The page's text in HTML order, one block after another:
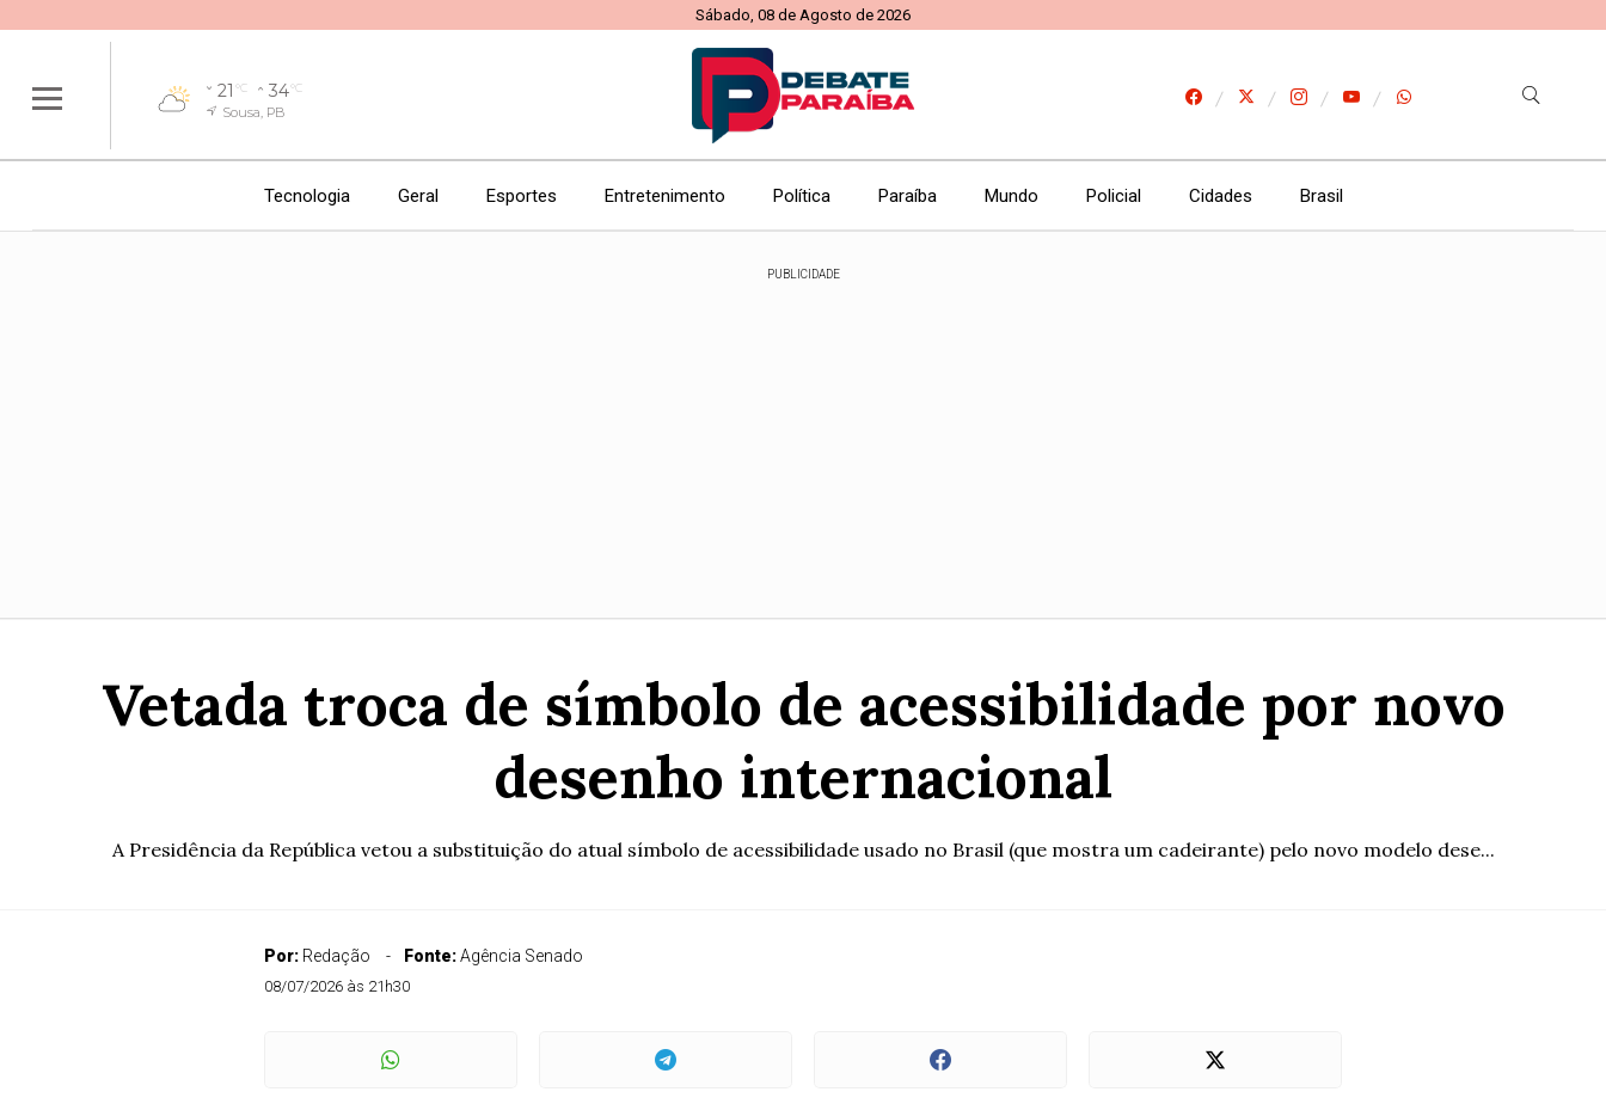
Sábado, 08 de Agosto de 2026
21 °C 34°C
Sousa, PB
Tecnologia Geral Esportes Entretenimento Política Paraíba Mundo Policial Cidades Brasil
PUBLICIDADE
Vetada troca de símbolo de acessibilidade por novo
desenho internacional
A Presidência da República vetou a substituição do atual símbolo de acessibilidade usado no Brasil (que mostra um cadeirante) pelo novo modelo dese...
Por: Redação Fonte:Agência Senado
08/07/2026 às 21h30